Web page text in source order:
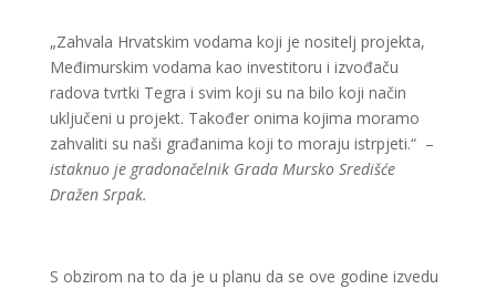
„Zahvala Hrvatskim vodama koji je nositelj projekta,
Međimurskim vodama kao investitoru i izvođaču
radova tvrtki Tegra i svim koji su na bilo koji način
uključeni u projekt. Također onima kojima moramo
zahvaliti su naši građanima koji to moraju istrpjeti.“ –
istaknuo je gradonačelnik Grada Mursko Središće
Dražen Srpak.
S obzirom na to da je u planu da se ove godine izvedu